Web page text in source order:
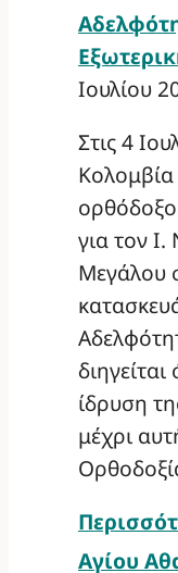
Ιουλίου
Στις 4
για τον
Μεγάλου
ίδρυση
μέχρι
Αγίου